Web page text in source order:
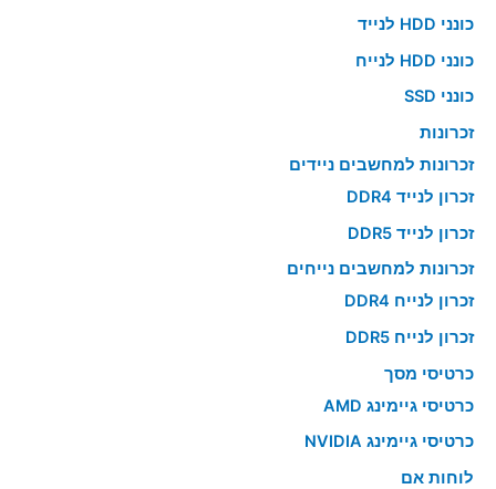
כונני HDD לנייד
כונני HDD לנייח
כונני SSD
זכרונות
זכרונות למחשבים ניידים
זכרון לנייד DDR4
זכרון לנייד DDR5
זכרונות למחשבים נייחים
זכרון לנייח DDR4
זכרון לנייח DDR5
כרטיסי מסך
כרטיסי גיימינג AMD
כרטיסי גיימינג NVIDIA
לוחות אם